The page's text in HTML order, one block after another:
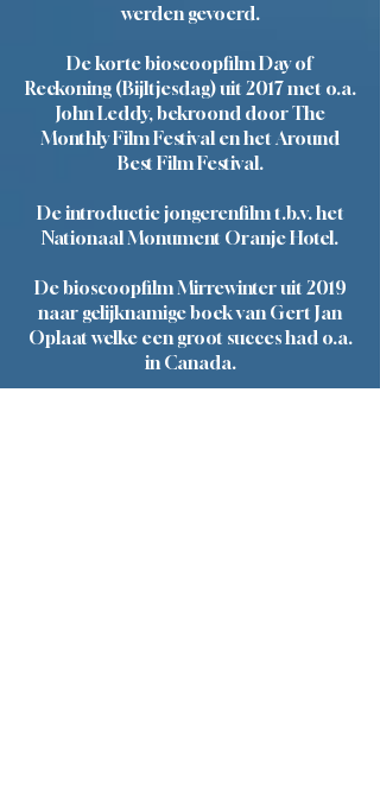
werden gevoerd.
De korte bioscoopfilm Day of
Reckoning (Bijltjesdag) uit 2017 met o.a.
John Leddy, bekroond door The
Monthly Film Festival en het Around
Best Film Festival.
De introductie jongerenfilm t.b.v. het
Nationaal Monument Oranje Hotel.
De bioscoopfilm Mirrewinter uit 2019
naar gelijknamige boek van Gert Jan
Oplaat welke een groot succes had o.a.
in Canada.